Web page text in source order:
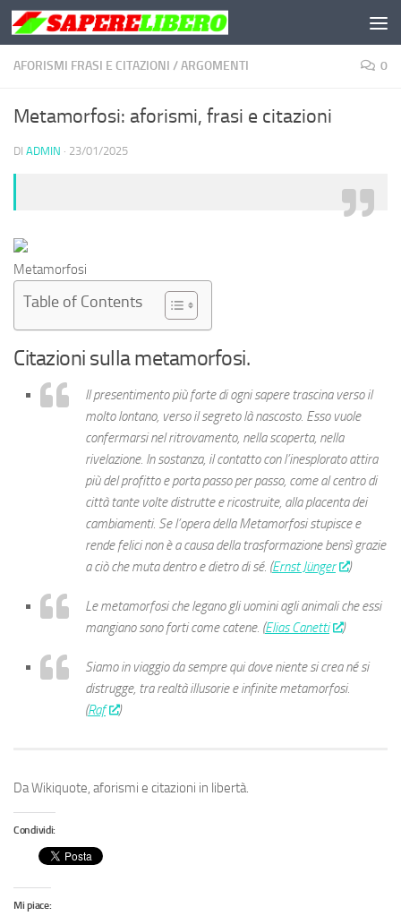
Salta al contenuto
AFORISMI FRASI E CITAZIONI /ARGOMENTI 0
Metamorfosi: aforismi, frasi e citazioni
DI ADMIN · 23/01/2025
Metamorfosi
Table of Contents
Citazioni sullametamorfosi.
Il presentimento più forte di ogni sapere trascina verso il
molto lontano, verso il segreto là nascosto. Esso vuole
confermarsi nel ritrovamento, nella scoperta, nella
rivelazione. In sostanza, il contatto con l’inesplorato attira
più del profitto e porta passo per passo, come al centro di
città tante volte distrutte e ricostruite, alla placenta dei
cambiamenti. Se l’opera della Metamorfosi stupisce e
rende felici non è a causa della trasformazione bensì grazie
a ciò che muta dentro e dietro di sé. (Ernst Jünger )
Le metamorfosi che legano gli uomini agli animali che essi
mangiano sono forti come catene. (Elias Canetti )
Siamo in viaggio da sempre qui dove niente si crea né si
distrugge, tra realtà illusorie e infinite metamorfosi.
(Raf )
Da Wikiquote, aforismi e citazioni in libertà.
Condividi:
Mi piace: